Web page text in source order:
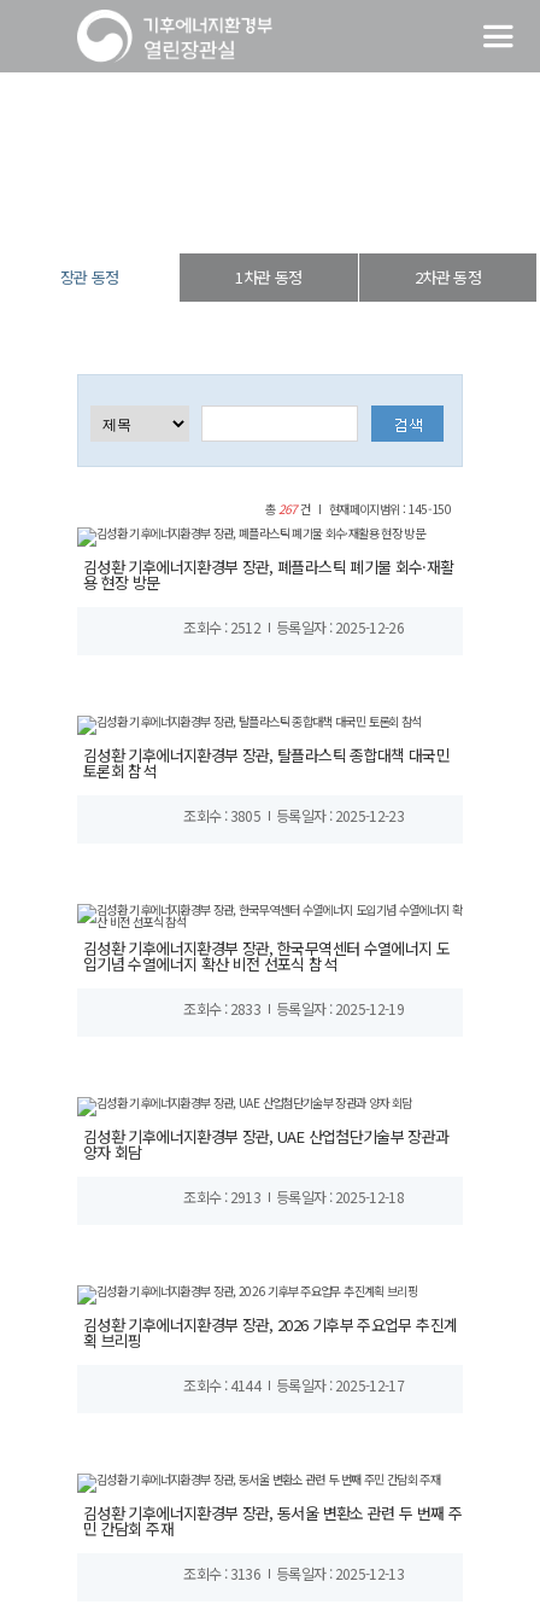
장관 동정 1차관 동정 2차관 동정
총267건 현재페이지범위 : 145-150
김성환 기후에너지환경부 장관, 폐플라스틱 폐기물 회수·재활
용 현장 방문
조회수 : 2512 등록일자 : 2025-12-26
김성환 기후에너지환경부 장관, 탈플라스틱 종합대책 대국민
토론회 참석
조회수 : 3805 등록일자 : 2025-12-23
김성환 기후에너지환경부 장관, 한국무역센터 수열에너지 도
입기념 수열에너지 확산 비전 선포식 참석
조회수 : 2833 등록일자 : 2025-12-19
김성환 기후에너지환경부 장관, UAE 산업첨단기술부 장관과
양자 회담
조회수 : 2913 등록일자 : 2025-12-18
김성환 기후에너지환경부 장관, 2026 기후부 주요업무 추진계
획 브리핑
조회수 : 4144 등록일자 : 2025-12-17
김성환 기후에너지환경부 장관, 동서울 변환소 관련 두 번째 주
민 간담회 주재
조회수 : 3136 등록일자 : 2025-12-13